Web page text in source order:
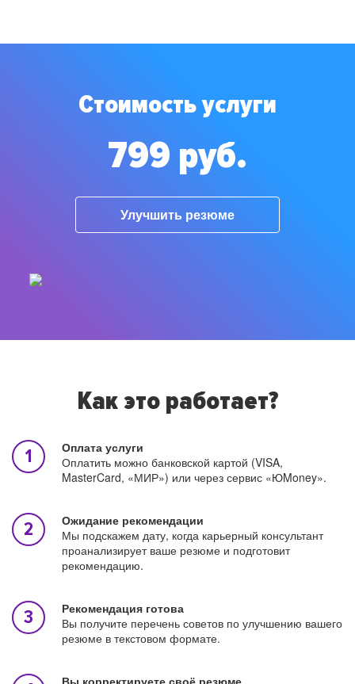
Стоимость услуги
799 руб.
Улучшить резюме
Как это работает?
Оплата услуги
Оплатить можно банковской картой (VISA,
MasterCard, «МИР») или через сервис «ЮMoney».
Ожидание рекомендации
Мы подскажем дату, когда карьерный консультант
проанализирует ваше резюме и подготовит
рекомендацию.
Рекомендация готова
Вы получите перечень советов по улучшению вашего
резюме в текстовом формате.
Вы корректируете своё резюме